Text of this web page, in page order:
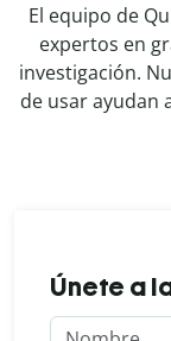
El equipo de
expertos en
investigación.
de usar ayudan
Únete a